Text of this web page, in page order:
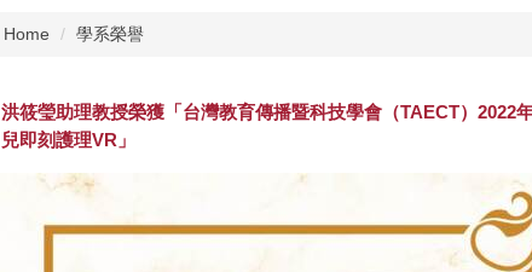
Home 學系榮譽
洪筱瑩助理教授榮獲「台灣教育傳播暨科技學會（TAECT）2022
兒即刻護理VR」